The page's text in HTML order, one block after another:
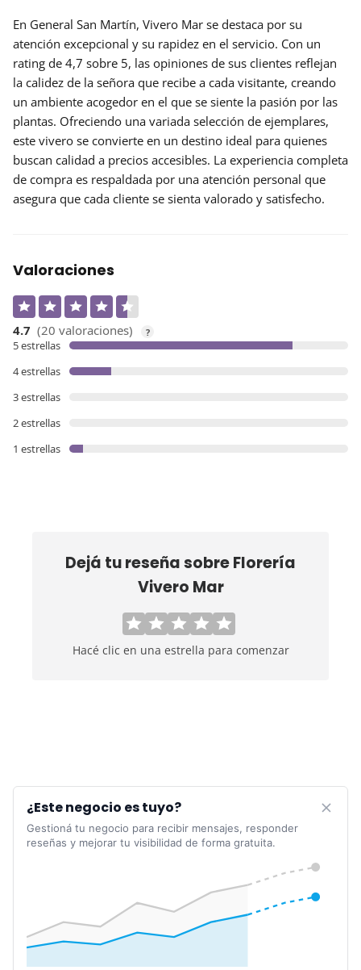
En General San Martín, Vivero Mar se destaca por su
atención excepcional y su rapidez en el servicio. Con un
rating de 4,7 sobre 5, las opiniones de sus clientes reflejan
la calidez de la señora que recibe a cada visitante, creando
un ambiente acogedor en el que se siente la pasión por las
plantas. Ofreciendo una variada selección de ejemplares,
este vivero se convierte en un destino ideal para quienes
buscan calidad a precios accesibles. La experiencia completa
de compra es respaldada por una atención personal que
asegura que cada cliente se sienta valorado y satisfecho.
Valoraciones
4.7 (20 valoraciones) ?
5 estrellas
4 estrellas
3 estrellas
2 estrellas
1 estrellas
Dejá tu reseña sobreFlorería
Vivero Mar
Hacé clic en una estrella para comenzar
¿Este negocio es tuyo?
Gestioná tu negocio para recibir mensajes, responder
reseñas y mejorar tu visibilidad de forma gratuita.